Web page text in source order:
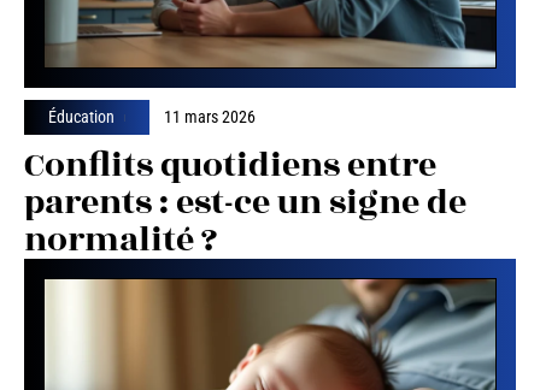
Éducation 11 mars 2026
Conflits quotidiens entre
parents : est-ce un signe de
normalité ?